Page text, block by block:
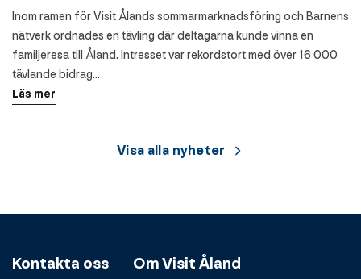
Inom ramen för Visit Ålands sommarmarknadsföring och Barnens
nätverk ordnades en tävling där deltagarna kunde vinna en
familjeresa till Åland. Intresset var rekordstort med över 16 000
tävlande bidrag…
Läs mer
Visa alla nyheter
Kontakta oss Om Visit Åland